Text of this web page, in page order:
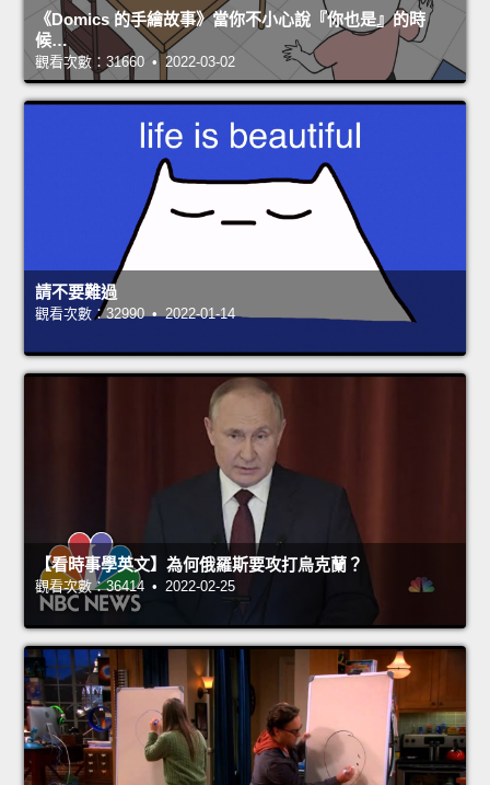
《Domics 的手繪故事》當你不小心說『你也是』的時
候…
觀看次數：31660 • 2022-03-02
請不要難過
觀看次數：32990 • 2022-01-14
【看時事學英文】為何俄羅斯要攻打烏克蘭？
觀看次數：36414 • 2022-02-25